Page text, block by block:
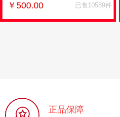
￥ 500.00 已售10589件
正品保障